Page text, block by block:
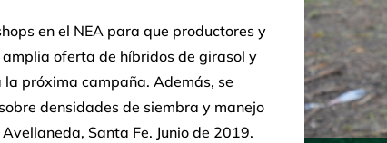
en el NEA para que productores y
oferta de híbridos de girasol y
próxima campaña. Además, se
densidades de siembra y manejo
Santa Fe. Junio de 2019.